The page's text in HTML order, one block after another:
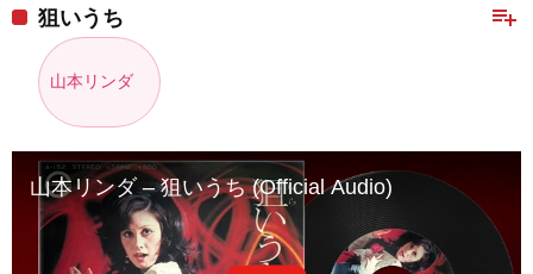
playlist_add
狙いうち
山本リンダ
山本リンダ – 狙いうち (Official Audio)